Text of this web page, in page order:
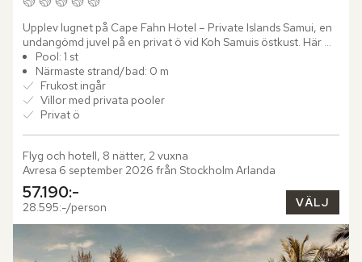
Upplev lugnet på Cape Fahn Hotel – Private Islands Samui, en
undangömd juvel på en privat ö vid Koh Samuis östkust. Här
väntar ett lyxigt paradis där du slappnar av i en fridfull...
Pool: 1 st
Närmaste strand/bad: 0 m
Frukost ingår
Villor med privata pooler
Privat ö
Flyg och hotell, 8 nätter, 2 vuxna
Avresa 6 september 2026 från Stockholm Arlanda
57.190:-
28.595:-/person VÄLJ